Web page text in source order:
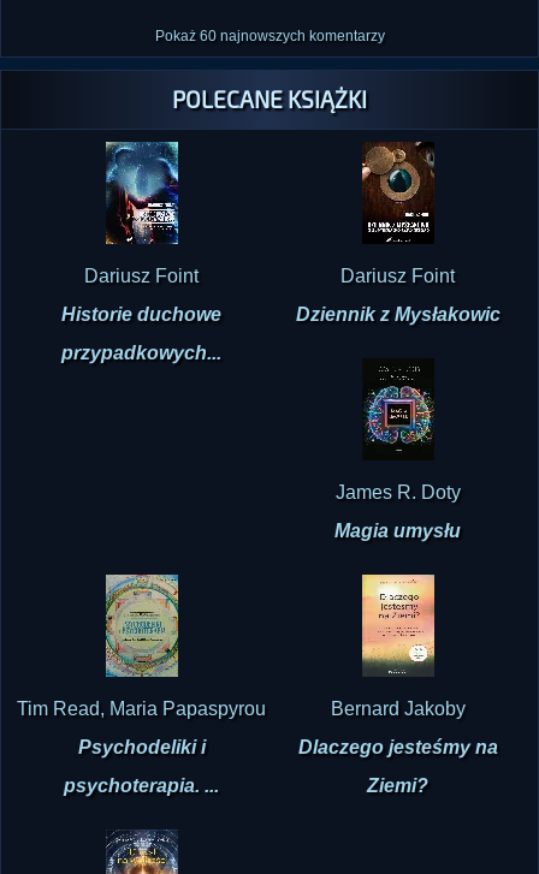
POLECANE KSIĄŻKI
Dariusz Foint
Historie duchowe
przypadkowych...
Dariusz Foint
Dziennik z Mysłakowic
James R. Doty
Magia umysłu
Tim Read, Maria Papaspyrou
Psychodeliki i
psychoterapia. ...
Bernard Jakoby
Dlaczego jesteśmy na
Ziemi?